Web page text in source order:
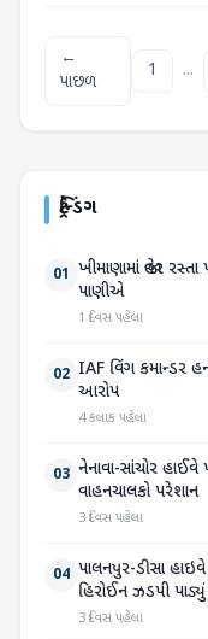
←
પાછળ
1 ...
ટ્રેન્ડિંગ
01 ખીમાણામાં જાહેર
પાણીએ
1 દિવસ પહેલા
02 IAF વિંગ કમાન્ડર
આરોપ
4 કલાક પહેલા
03 નેનાવા-સાંચોર હાઈવે
વાહનચાલકો પરેશાન
3 દિવસ પહેલા
04 પાલનપુર-ડીસા
હિરોઈન ઝડપી પાડ્યું
3 દિવસ પહેલા